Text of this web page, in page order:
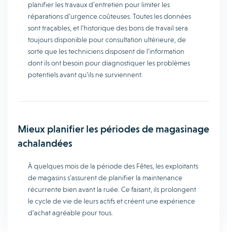
planifier les travaux d’entretien pour limiter les
réparations d’urgence coûteuses. Toutes les données
sont traçables, et l’historique des bons de travail sera
toujours disponible pour consultation ultérieure, de
sorte que les techniciens disposent de l’information
dont ils ont besoin pour diagnostiquer les problèmes
potentiels avant qu’ils ne surviennent.
Mieux planifier les périodes de magasinage
achalandées
À quelques mois de la période des Fêtes, les exploitants
de magasins s’assurent de planifier la maintenance
récurrente bien avant la ruée. Ce faisant, ils prolongent
le cycle de vie de leurs actifs et créent une expérience
d’achat agréable pour tous.